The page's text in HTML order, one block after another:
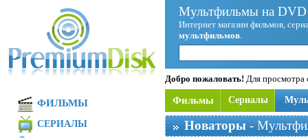
Мультфильмы на
Интернет магазин фильмов,
мультфильмов.
Добро пожаловать! Для просмотра
Фильмы Сериалы
Новаторы -
ФИЛЬМЫ
СЕРИАЛЫ